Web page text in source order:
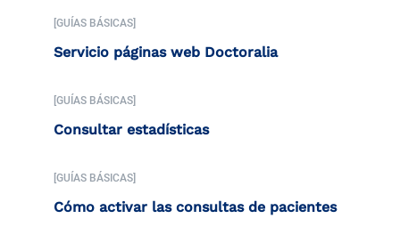
[GUÍAS BÁSICAS]
Servicio páginas web Doctoralia
[GUÍAS BÁSICAS]
Consultar estadísticas
[GUÍAS BÁSICAS]
Cómo activar las consultas de pacientes